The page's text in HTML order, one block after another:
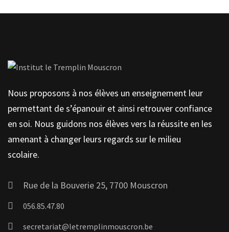
Nous proposons à nos élèves un enseignement leur
permettant de s’épanouir et ainsi retrouver confiance
en soi. Nous guidons nos élèves vers la réussite en les
amenant à changer leurs regards sur le milieu
scolaire.
Rue de la Bouverie 25, 7700 Mouscron
056.85.47.80
secretariat@letremplinmouscron.be